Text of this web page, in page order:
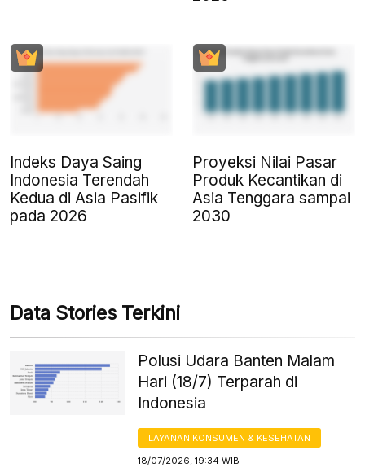
Indeks Daya Saing
Indonesia Terendah
Kedua di Asia Pasifik
pada 2026
Proyeksi Nilai Pasar
Produk Kecantikan di
Asia Tenggara sampai
2030
Data Stories Terkini
Polusi Udara Banten Malam
Hari (18/7) Terparah di
Indonesia
LAYANAN KONSUMEN & KESEHATAN
18/07/2026, 19:34 WIB